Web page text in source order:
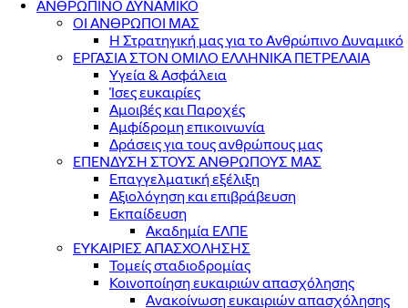
ΑΝΘΡΩΠΙΝΟ ΔΥΝΑΜΙΚΟ
ΟΙ ΑΝΘΡΩΠΟΙ ΜΑΣ
Η Στρατηγική μας για το Ανθρώπινο Δυναμικό
ΕΡΓΑΣΙΑ ΣΤΟΝ ΟΜΙΛΟ ΕΛΛΗΝΙΚΑ ΠΕΤΡΕΛΑΙΑ
Υγεία & Ασφάλεια
Ίσες ευκαιρίες
Αμοιβές και Παροχές
Αμφίδρομη επικοινωνία
Δράσεις για τους ανθρώπους μας
ΕΠΕΝΔΥΣΗ ΣΤΟΥΣ ΑΝΘΡΩΠΟΥΣ ΜΑΣ
Επαγγελματική εξέλιξη
Αξιολόγηση και επιβράβευση
Εκπαίδευση
Ακαδημία ΕΛΠΕ
ΕΥΚΑΙΡΙΕΣ ΑΠΑΣΧΟΛΗΣΗΣ
Τομείς σταδιοδρομίας
Κοινοποίηση ευκαιριών απασχόλησης
Ανακοίνωση ευκαιριών απασχόλησης